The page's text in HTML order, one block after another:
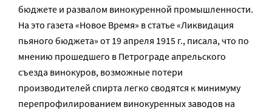
бюджете и развалом винокуренной промышленности.
На это газета «Новое Время» в статье «Ликвидация
пьяного бюджета» от 19 апреля 1915 г., писала, что по
мнению прошедшего в Петрограде апрельского
съезда винокуров, возможные потери
производителей спирта легко сводятся к минимуму
перепрофилированием винокуренных заводов на